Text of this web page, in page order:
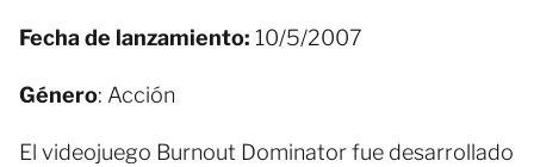
Fecha de lanzamiento: 10/5/2007
Género: Acción
El videojuego Burnout Dominator fue desarrollado